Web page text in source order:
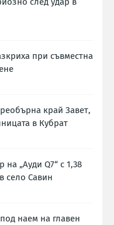
при съвместна
край Завет,
в Кубрат
„Ауди Q7“ с 1,38
село Савин
наем на главен